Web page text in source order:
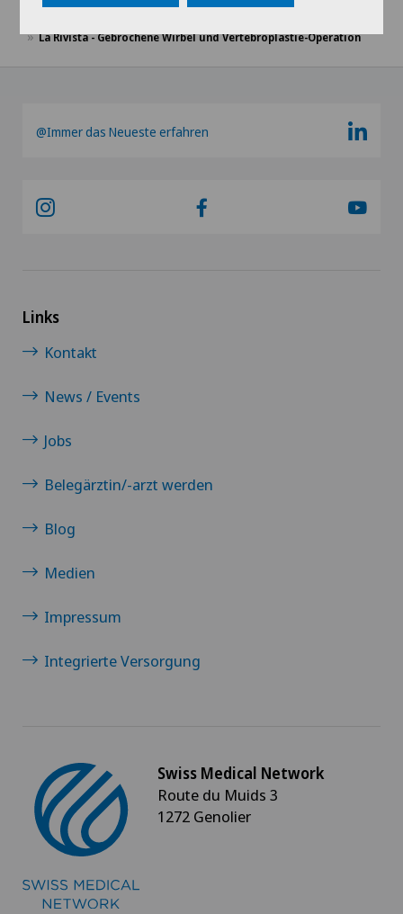
La Rivista - Gebrochene Wirbel und Vertebroplastie-Operation
@Immer das Neueste erfahren
Links
Kontakt
News / Events
Jobs
Belegärztin/-arzt werden
Blog
Medien
Impressum
Integrierte Versorgung
Swiss Medical Network
Route du Muids 3
1272 Genolier